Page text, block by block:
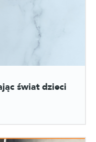
świat dzieci